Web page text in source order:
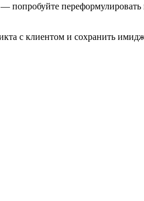
переформулировать
с клиентом и сохранить